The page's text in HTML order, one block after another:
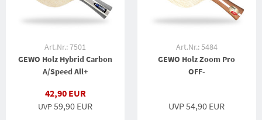
Art.Nr.: 7501
GEWO Holz Hybrid Carbon
A/Speed All+
42,90 EUR
UVP59,90 EUR
Art.Nr.: 5484
GEWO Holz Zoom Pro
OFF-
UVP 54,90 EUR